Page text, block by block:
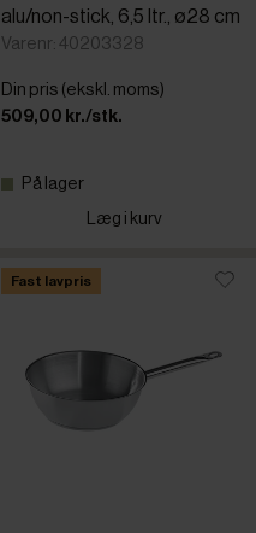
alu/non-stick, 6,5 ltr., ø28 cm
Varenr: 40203328
Din pris (ekskl. moms)
509,00 kr./stk.
På lager
Læg i kurv
Fast lavpris